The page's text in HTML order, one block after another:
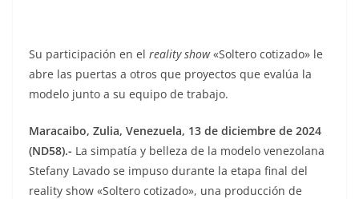
Su participación en el reality show«Soltero cotizado» le
abre las puertas a otros que proyectos que evalúa la
modelo junto a su equipo de trabajo.
Maracaibo, Zulia, Venezuela, 13 de diciembre de 2024
(ND58).- La simpatía y belleza de la modelo venezolana
Stefany Lavado se impuso durante la etapa final del
reality show «Soltero cotizado», una producción de